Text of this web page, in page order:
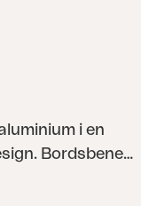
i en
Bordsbenen
ett kryss som är